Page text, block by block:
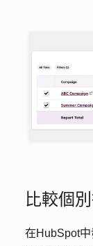
比較個
在HubSpot